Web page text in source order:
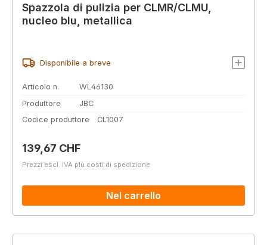
Spazzola di pulizia per CLMR/CLMU,
nucleo blu, metallica
Disponibile a breve
Articolo n.
WL46130
Produttore
JBC
Codice produttore
CL1007
Prezzo normale:
139,67 CHF
Prezzi escl. IVA più costi di spedizione
Nel carrello